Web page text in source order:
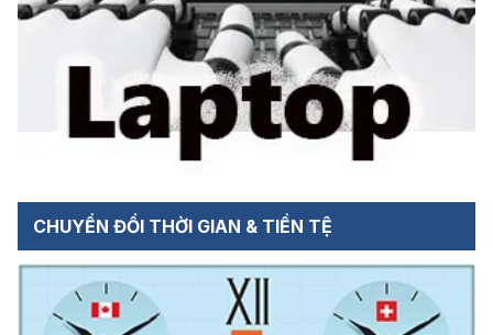
CHUYỂN ĐỔI THỜI GIAN & TIỀN TỆ